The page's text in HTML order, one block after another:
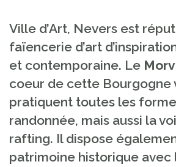
Ville d’Art, Nevers est
faïencerie d’art
et contemporaine. Le
coeur de cette Bourgogne
pratiquent toutes les
randonnée, mais aussi la
rafting. Il dispose
patrimoine historique avec